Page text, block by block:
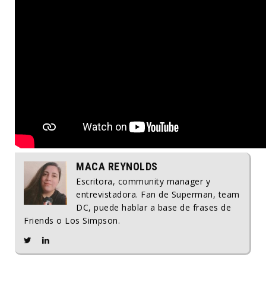
MACA REYNOLDS
Escritora, community manager y
entrevistadora. Fan de Superman, team
DC, puede hablar a base de frases de
Friends o Los Simpson.